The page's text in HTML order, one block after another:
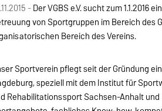
-Der VGBS e.V. sucht zum
von Sportgruppen im Bereich
Bereich des Vereins.
Sportverein pflegt seit der Gründung
speziell mit dem Institut für
Rehabilitationssport Sachsen-Anhalt